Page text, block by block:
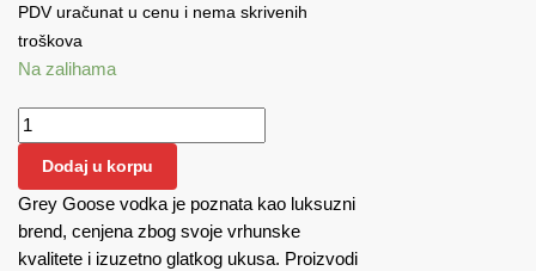
PDV uračunat u cenu i nema skrivenih
troškova
Na zalihama
Grey Goose 1.5 L količina
Dodaj u korpu
Grey Goose vodka je poznata kao luksuzni
brend, cenjena zbog svoje vrhunske
kvalitete i izuzetno glatkog ukusa. Proizvodi